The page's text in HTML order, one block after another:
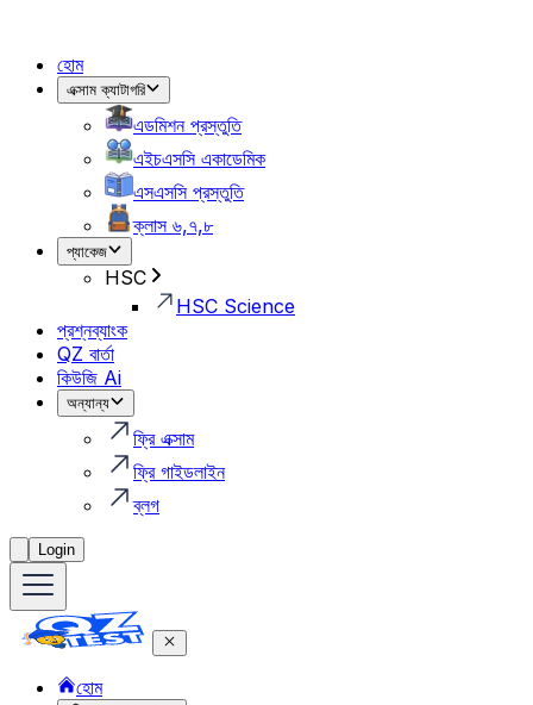
হোম
এক্সাম ক্যাটাগরি
এডমিশন প্রস্তুতি
এইচএসসি একাডেমিক
এসএসসি প্রস্তুতি
ক্লাস ৬,৭,৮
প্যাকেজ
HSC
HSC Science
প্রশ্নব্যাংক
QZ বার্তা
কিউজি Ai
অন্যান্য
ফ্রি এক্সাম
ফ্রি গাইডলাইন
ব্লগ
Login
হোম